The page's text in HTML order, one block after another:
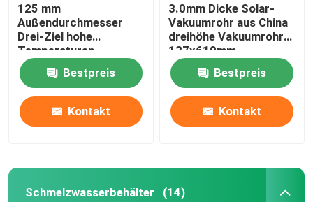
125 mm
Außendurchmesser
Drei-Ziel hohe
Temperaturen
Solarheizung
Vakuumröhren alle Glas
evakuierte Solarröhren
Bestpreis
Kontakt
3.0mm Dicke Solar-
Vakuumrohr aus China
dreihöhe Vakuumrohr
137x610mm
Bestpreis
Kontakt
Schmelzwasserbehälter (14)